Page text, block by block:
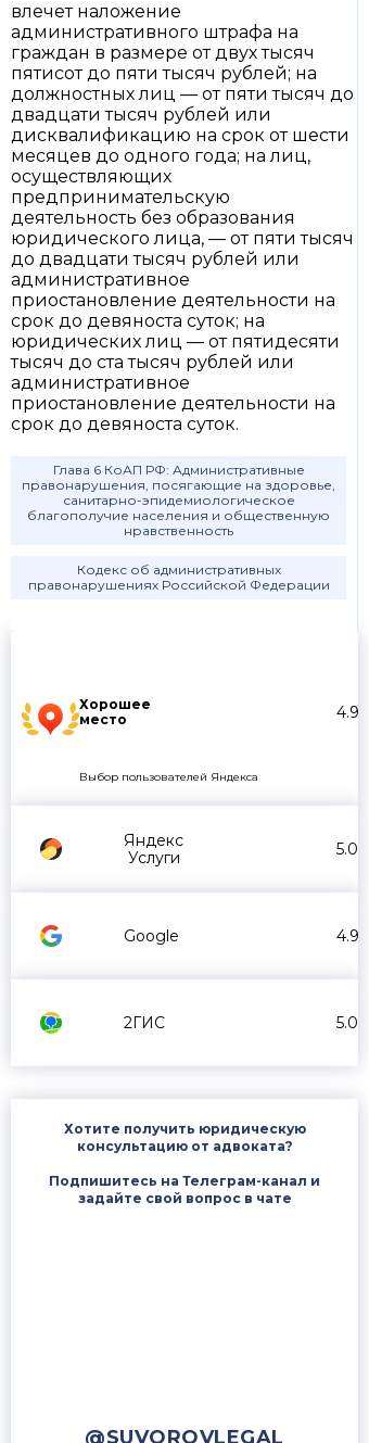
Хорошее
место
4.9
Выбор пользователей Яндекса
Яндекс
Услуги
5.0
Google 4.9
2ГИС 5.0
Хотите получить юридическую
консультацию от адвоката?
Подпишитесь на Телеграм-канал и
задайте свой вопрос в чате
@SUVOROVLEGAL
влечет наложение
административного штрафа на
граждан в размере от двух тысяч
пятисот до пяти тысяч рублей; на
должностных лиц — от пяти тысяч до
двадцати тысяч рублей или
дисквалификацию на срок от шести
месяцев до одного года; на лиц,
осуществляющих
предпринимательскую
деятельность без образования
юридического лица, — от пяти тысяч
до двадцати тысяч рублей или
административное
приостановление деятельности на
срок до девяноста суток; на
юридических лиц — от пятидесяти
тысяч до ста тысяч рублей или
административное
приостановление деятельности на
срок до девяноста суток.
Глава 6 КоАП РФ: Административные
правонарушения, посягающие на здоровье,
санитарно-эпидемиологическое
благополучие населения и общественную
нравственность
Кодекс об административных
правонарушениях Российской Федерации